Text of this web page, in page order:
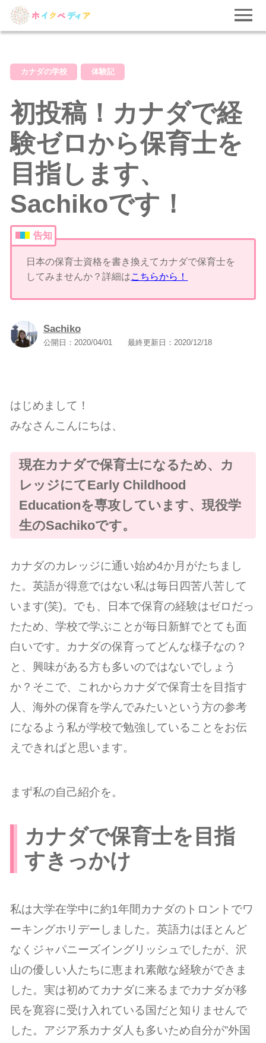
カナダの学校 体験記
初投稿！カナダで経
験ゼロから保育士を
目指します、
Sachikoです！
告知
日本の保育士資格を書き換えてカナダで保育士を
してみませんか？詳細はこちらから！
Sachiko
公開日： 2020/04/01 最終更新日： 2020/12/18
はじめまして！
みなさんこんにちは、
現在カナダで保育士になるため、カ
レッジにてEarly Childhood
Educationを専攻しています、現役学
生のSachikoです。
カナダのカレッジに通い始め4か月がたちまし
た。英語が得意ではない私は毎日四苦八苦して
います(笑)。でも、日本で保育の経験はゼロだっ
たため、学校で学ぶことが毎日新鮮でとても面
白いです。カナダの保育ってどんな様子なの？
と、興味がある方も多いのではないでしょう
か？そこで、これからカナダで保育士を目指す
人、海外の保育を学んでみたいという方の参考
になるよう私が学校で勉強していることをお伝
えできればと思います。
まず私の自己紹介を。
カナダで保育士を目指
すきっかけ
私は大学在学中に約1年間カナダのトロントでワ
ーキングホリデーしました。英語力はほとんど
なくジャパニーズイングリッシュでしたが、沢
山の優しい人たちに恵まれ素敵な経験ができま
した。実は初めてカナダに来るまでカナダが移
民を寛容に受け入れている国だと知りませんで
した。アジア系カナダ人も多いため自分が”外国